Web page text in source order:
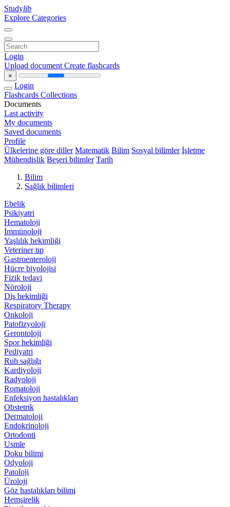
Studylib
Explore Categories
Login
Upload document Create flashcards
×
Login
Flashcards Collections
Documents
Last activity
My documents
Saved documents
Profile
Ülkelerine göre diller Matematik Bilim Sosyal bilimler İşletme
Mühendislik Beşeri bilimler Tarih
Bilim
Sağlık bilimleri
Ebelik
Psikiyatri
Hematoloji
İmmünoloji
Yaşlılık hekimliği
Veteriner tıp
Gastroenteroloji
Hücre biyolojisi
Fizik tedavi
Nöroloji
Diş hekimliği
Respiratory Therapy
Onkoloji
Patofizyoloji
Gerontoloji
Spor hekimliği
Pediyatri
Ruh sağlığı
Kardiyoloji
Radyoloji
Romatoloji
Enfeksiyon hastalıkları
Obstetrik
Dermatoloji
Endokrinoloji
Ortodonti
Usmle
Doku bilimi
Odyoloji
Patoloji
Üroloji
Göz hastalıkları bilimi
Hemşirelik